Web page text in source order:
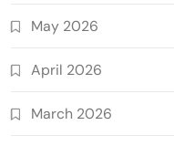
May 2026
April 2026
March 2026